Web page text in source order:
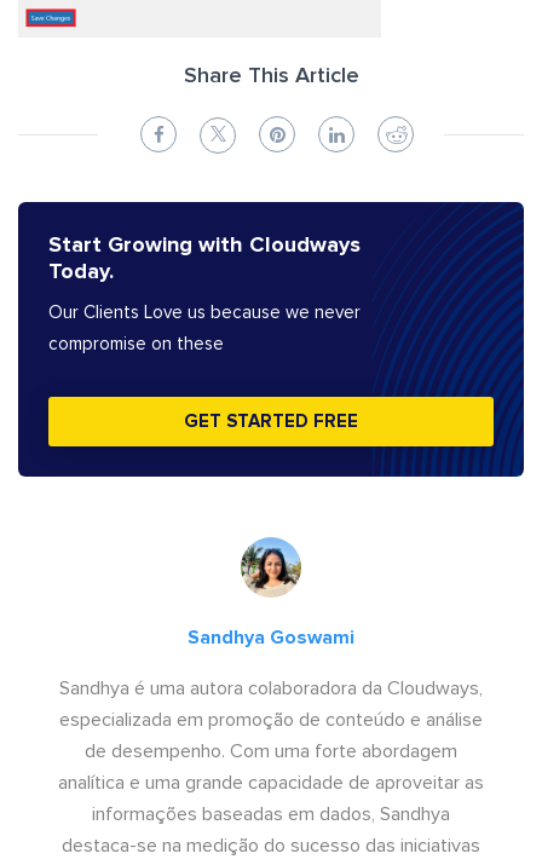
Share This Article
Start Growing with Cloudways
Today.
Our Clients Love us because we never
compromise on these
GET STARTED FREE
Sandhya Goswami
Sandhya é uma autora colaboradora da Cloudways,
especializada em promoção de conteúdo e análise
de desempenho. Com uma forte abordagem
analítica e uma grande capacidade de aproveitar as
informações baseadas em dados, Sandhya
destaca-se na medição do sucesso das iniciativas